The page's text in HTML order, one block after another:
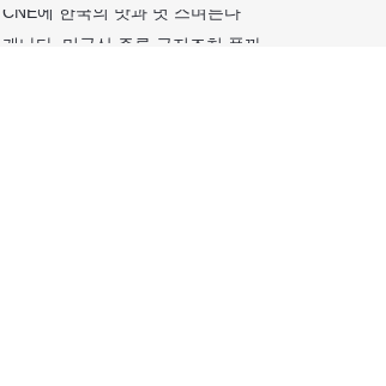
캐나다, 미국산 주류 금지조치 풀까